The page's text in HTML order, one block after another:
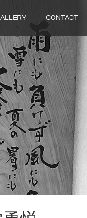
CONTACT